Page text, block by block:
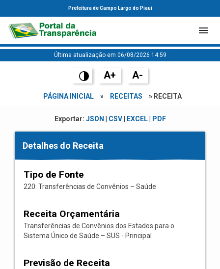
Prefeitura de Campo Largo do Piauí
Última atualização em 06/08/2026 14:59
A+ A-
PÁGINA INICIAL » RECEITAS » RECEITA
Exportar: JSON CSV| EXCEL| PDF
Detalhes do Receita
Tipo de Fonte
220: Transferências de Convênios – Saúde
Receita Orçamentária
Transferências de Convênios dos Estados para o
Sistema Único de Saúde – SUS - Principal
Previsão de Receita